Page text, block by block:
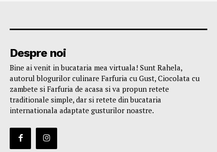
Despre noi
Bine ai venit in bucataria mea virtuala! Sunt Rahela,
autorul blogurilor culinare Farfuria cu Gust, Ciocolata cu
zambete si Farfuria de acasa si va propun retete
traditionale simple, dar si retete din bucataria
internationala adaptate gusturilor noastre.